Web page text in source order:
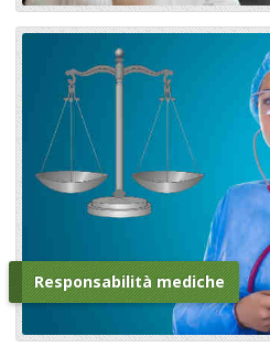
Responsabilità mediche